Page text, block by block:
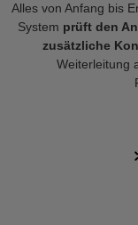
Alles von Anfang bis
System prüft den
zusätzliche
Weiterleitung